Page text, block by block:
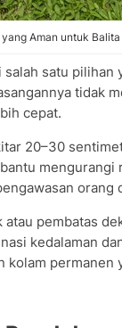
Aman untuk
satu pilihan
tidak
cepat.
20–30
atau pembatas
kedalaman
permanen